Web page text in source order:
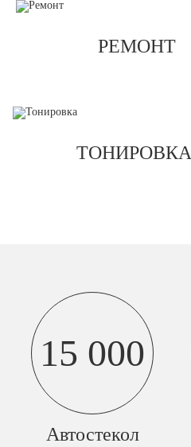
РЕМОНТ
ТОНИРОВКА
15 000
Автостекол